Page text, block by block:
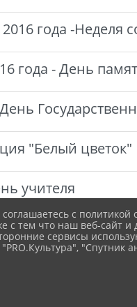
2016 года -
года - День
"Белый цветок"
учителя
"Журавлик
такие пионеры"
с политикой
с тем что наш веб-сайт и
сервисы
"Спутник